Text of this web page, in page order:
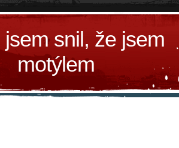
snil, že jsem
motýlem